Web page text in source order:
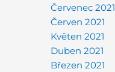
Červenec 2021
Červen 2021
Květen 2021
Duben 2021
Březen 2021